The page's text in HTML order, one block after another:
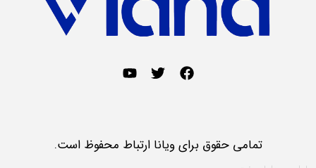
تمامی حقوق برای ویانا ارتباط محفوظ است.